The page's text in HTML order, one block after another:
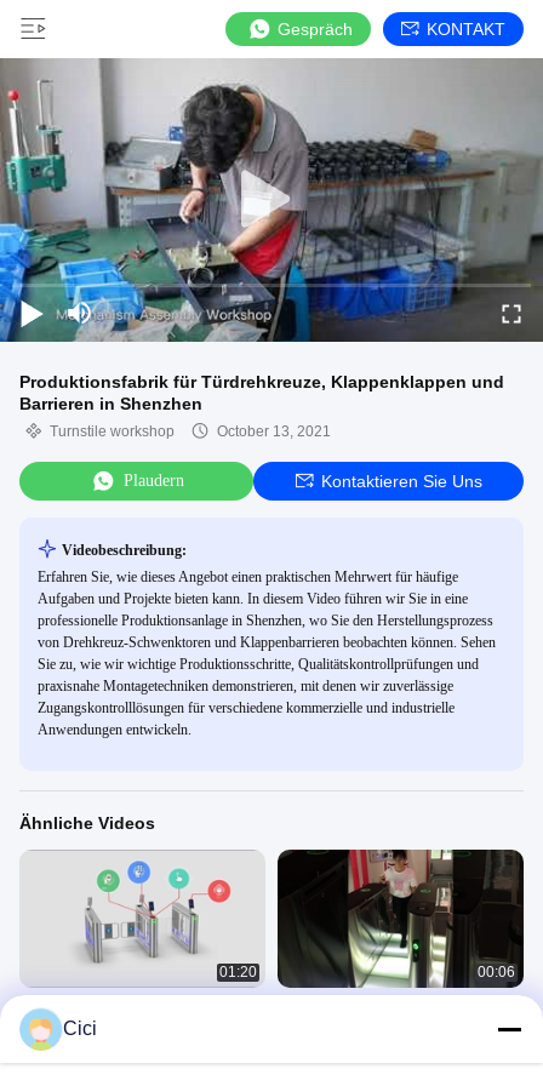
Gespräch KONTAKT
Produktionsfabrik für Türdrehkreuze, Klappenklappen und
Barrieren in Shenzhen
Turnstile workshop October 13, 2021
Plaudern Kontaktieren Sie Uns
Videobeschreibung:
Erfahren Sie, wie dieses Angebot einen praktischen Mehrwert für häufige
Aufgaben und Projekte bieten kann. In diesem Video führen wir Sie in eine
professionelle Produktionsanlage in Shenzhen, wo Sie den Herstellungsprozess
von Drehkreuz-Schwenktoren und Klappenbarrieren beobachten können. Sehen
Sie zu, wie wir wichtige Produktionsschritte, Qualitätskontrollprüfungen und
praxisnahe Montagetechniken demonstrieren, mit denen wir zuverlässige
Zugangskontrolllösungen für verschiedene kommerzielle und industrielle
Anwendungen entwickeln.
Ähnliche Videos
01:20
Drehkreuz mit Drehtor DR.TD.6653
Swing Gate
00:06
Cici